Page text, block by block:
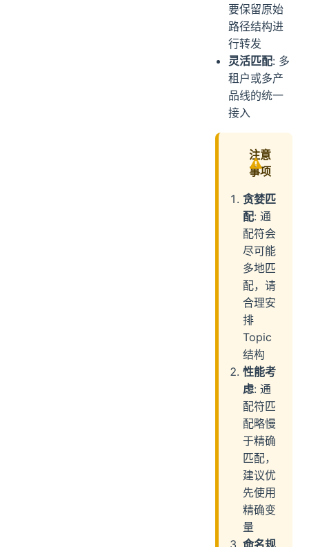
要保留原始
路径结构进
行转发
灵活匹配: 多
租户或多产
品线的统一
接入
注意
事项
贪婪匹
配: 通
配符会
尽可能
多地匹
配，请
合理安
排
Topic
结构
性能考
虑: 通
配符匹
配略慢
于精确
匹配，
建议优
先使用
精确变
量